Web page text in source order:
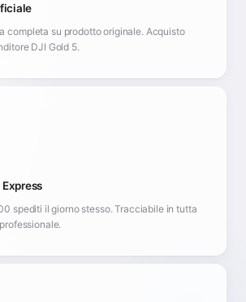
completa su prodotto originale. Acquisto
DJI Gold 5.
spediti il giorno stesso. Tracciabile in tutta